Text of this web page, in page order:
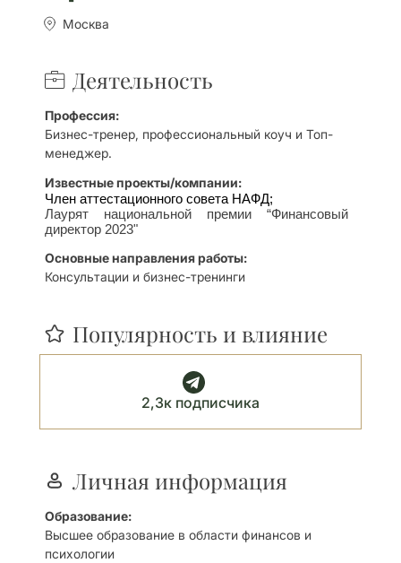
Москва
Деятельность
Профессия:
Бизнес-тренер, профессиональный коуч и Топ-
менеджер.
Известные проекты/компании:
Член аттестационного совета НАФД;
Лаурят национальной премии “Финансовый
директор 2023"
Основные направления работы:
Консультации и бизнес-тренинги
Популярность и влияние
2,3к подписчика
Личная информация
Образование:
Высшее образование в области финансов и
психологии